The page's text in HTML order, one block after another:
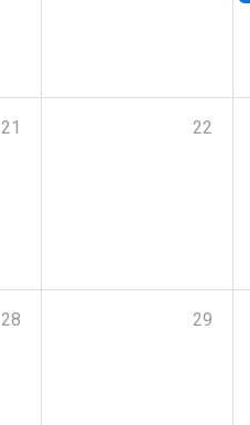
21 22
28 29